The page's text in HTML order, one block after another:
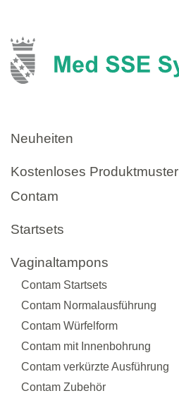
Neuheiten
Kostenloses Produktmuster
Contam
Startsets
Vaginaltampons
Contam Startsets
Contam Normalausführung
Contam Würfelform
Contam mit Innenbohrung
Contam verkürzte Ausführung
Contam Zubehör